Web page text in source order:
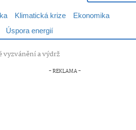
Klimatická krize
Ekonomika
Úspora energií
vyzvánění a výdrž